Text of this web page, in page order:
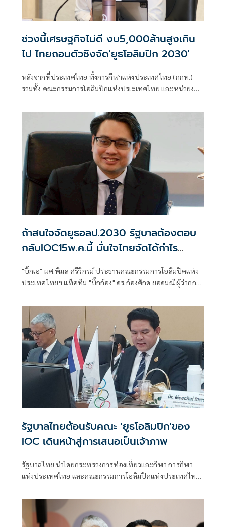
ช่วงนี้เศรษฐกิจไม่ดี งบ5,000ล้านสูงเกิน
ไป ไทยถอนตัวชิงจัด'ยูธโอลิมปิก 2030'
หลังจากที่ประเทศไทย ทั้งการกีฬาแห่งประเทศไทย (กกท.)
รวมทั้ง คณะกรรมการโอลิมปิกแห่งปรเะเทศไทย และหน่วยงาน
เสนอตัวจัดโอลิมปิกเยาวชน "ยูธ โอลิมปิก2030"
ถ้าสนใจจัดยูธอลป.2030 รัฐบาลต้องตอบ
กลับIOC15พ.ค.นี้ มั่นใจไทยจัดได้กำไร
คืน'หมื่นล้าน'
"บิ๊กเอ" ผศ.พิมล ศรีวิกรม์ ประธานคณะกรรมการโอลิมปิคแห่ง
ประเทศไทยฯ แท็คทีม "บิ๊กก้อง" ดร.ก้องศักด ยอดมณี ผู้ว่ากกท.
แบ่งจ่ายงบ 5,700 ล้านบาท เพื่อเป็นเจ้าภาพ "ยูธโอลิมปิกเกมส์
2030" โดย 2 ปีแรกจ่ายเพียงหลัก 10 ล้านเพื่อเลี่ยงกระทบ
วิกฤติเศรษฐกิจของประเทศในเวลานี้ พร้อมให้นักวิชาการ
วิเคราะห์ไทยได้คืนกลับมาระดับ "หมื่นล้าน" บวกได้การสร้างค่า
นิยมให้กับเด็กเยาวชนในเรื่องการเล่นกีฬา เผย ไทยสอบผ่านได้
A หมดหลังการตรวจสนามและความพร้อม รอเพียงรัฐบาลไฟ
เขียวโดยไอโอซีตีกรอบ 15 พ.ค.นี้
รัฐบาลไทยต้อนรับคณะ 'ยูธโอลิมปิก'ของ
IOC เดินหน้าสู่การเสนอเป็นเจ้าภาพ
รัฐบาลไทย นำโดยกระทรวงการท่องเที่ยวและกีฬา การกีฬา
แห่งประเทศไทย และคณะกรรมการโอลิมปิคแห่งประเทศไทย
สมาชิกคณะกรรมการโอลิมปิกสากล (IOC) และประธานคณะ
ทำงาน Youth Olympic Games 2030 พร้อมคณะผู้แทน ใน
โอกาสเยือนกรุงเทพมหานครอย่างเป็นทางการ ระหว่างวันที่